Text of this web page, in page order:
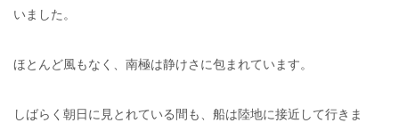
いました。
ほとんど風もなく、南極は静けさに包まれています。
しばらく朝日に見とれている間も、船は陸地に接近して行きま